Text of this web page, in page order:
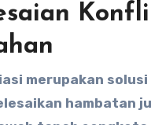
merupakan
hambatan